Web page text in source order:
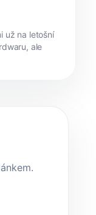
už na letošní
ale